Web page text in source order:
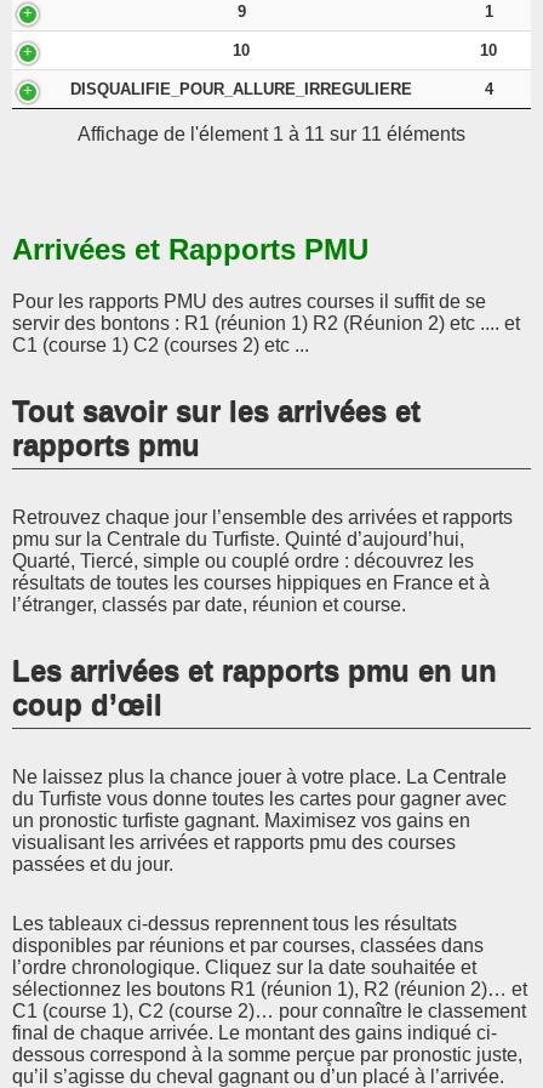
9 1
10 10
DISQUALIFIE_POUR_ALLURE_IRREGULIERE 4
Affichage de l'élement 1 à 11 sur 11 éléments
Arrivées et Rapports PMU
Pour les rapports PMU des autres courses il suffit de se
servir des bontons : R1 (réunion 1) R2 (Réunion 2) etc .... et
C1 (course 1) C2 (courses 2) etc ...
Tout savoir sur les arrivées et
rapports pmu
Retrouvez chaque jour l’ensemble des arrivées et rapports
pmu sur la Centrale du Turfiste. Quinté d’aujourd’hui,
Quarté, Tiercé, simple ou couplé ordre : découvrez les
résultats de toutes les courses hippiques en France et à
l’étranger, classés par date, réunion et course.
Les arrivées et rapports pmu en un
coup d’œil
Ne laissez plus la chance jouer à votre place. La Centrale
du Turfiste vous donne toutes les cartes pour gagner avec
un pronostic turfiste gagnant. Maximisez vos gains en
visualisant les arrivées et rapports pmu des courses
passées et du jour.
Les tableaux ci-dessus reprennent tous les résultats
disponibles par réunions et par courses, classées dans
l’ordre chronologique. Cliquez sur la date souhaitée et
sélectionnez les boutons R1 (réunion 1), R2 (réunion 2)… et
C1 (course 1), C2 (course 2)… pour connaître le classement
final de chaque arrivée. Le montant des gains indiqué ci-
dessous correspond à la somme perçue par pronostic juste,
qu’il s’agisse du cheval gagnant ou d’un placé à l’arrivée.